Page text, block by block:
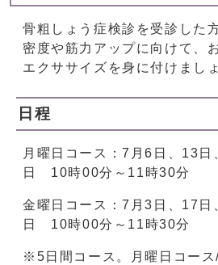
骨粗しょう症検診を受診した
密度や筋力アップに向けて、
エクササイズを身に付けまし
日程
月曜日コース：7月6日、13
日 10時00分～11時30分
金曜日コース：7月3日、17
日 10時00分～11時30分
※5日間コース。月曜日コース